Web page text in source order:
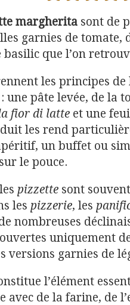
margherita sont de
garnies de tomate,
basilic que l’on
les principes de
une pâte levée, de la
fior di latte et une
les rend
un buffet ou
le pouce.
pizzette sont
les pizzerie, les
nombreuses
uniquement
versions garnies de
l’élément
avec de la farine, de